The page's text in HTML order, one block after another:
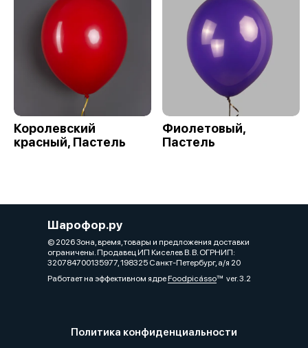
Королевский
красный, Пастель
Фиолетовый,
Пастель
Шарофор.ру
© 2026 Зона, время, товары и предложения доставки
ограничены. Продавец ИП Киселев В. В. ОГРНИП:
320784700135977, 198325 Санкт-Петербург, а/я 20
Работает на эффективном ядреFoodpicássover. 3.2
Политика конфиденциальности